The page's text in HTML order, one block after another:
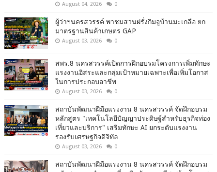
August 04, 2026 0
ผู้ว่าฯนครสวรรค์ พาชมสวนฝรั่งกิมจูบ้านมะเกลือ ยก
มาตรฐานสินค้าเกษตร GAP
August 03, 2026 0
สพร.8 นครสวรรค์เปิดการฝึกอบรมโครงการเพิ่มทักษะ
แรงงานอิสระและกลุ่มเป้าหมายเฉพาะเพื่อเพิ่มโอกาส
ในการประกอบอาชีพ
August 03, 2026 0
สถาบันพัฒนาฝีมือแรงงาน 8 นครสวรรค์ จัดฝึกอบรม
หลักสูตร "เทคโนโลยีปัญญาประดิษฐ์สำหรับธุรกิจท่อง
เที่ยวและบริการ" เสริมทักษะ AI ยกระดับแรงงาน
รองรับเศรษฐกิจดิจิทัล
August 03, 2026 0
สถาบันพัฒนาฝีมือแรงงาน 8 นครสวรรค์ จัดฝึกอบรม